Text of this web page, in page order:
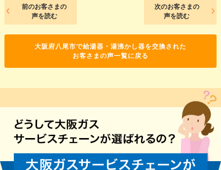
前のお客さまの
声を読む
次のお客さまの
声を読む
大阪府八尾市で給湯器・湯沸かし器を交換された
お客さまの声一覧に戻る